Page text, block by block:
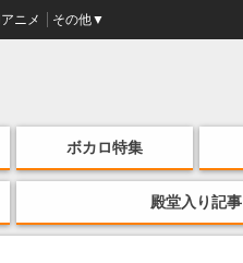
ニメ その他▼
ボカロ特集
殿堂入り記事